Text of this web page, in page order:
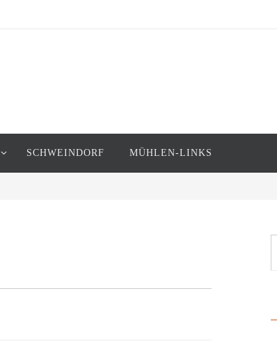
SCHWEINDORF MÜHLEN-LINKS